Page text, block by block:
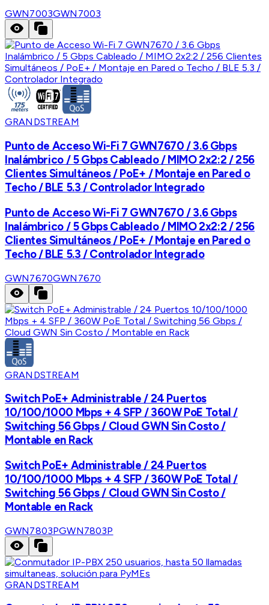
GWN7003GWN7003
GRANDSTREAM
Punto de Acceso Wi-Fi 7 GWN7670 / 3.6 Gbps
Inalámbrico / 5 Gbps Cableado / MIMO 2x2:2 / 256
Clientes Simultáneos / PoE+ / Montaje en Pared o
Techo / BLE 5.3 / Controlador Integrado
Punto de Acceso Wi-Fi 7 GWN7670 / 3.6 Gbps
Inalámbrico / 5 Gbps Cableado / MIMO 2x2:2 / 256
Clientes Simultáneos / PoE+ / Montaje en Pared o
Techo / BLE 5.3 / Controlador Integrado
GWN7670GWN7670
GRANDSTREAM
Switch PoE+ Administrable / 24 Puertos
10/100/1000 Mbps + 4 SFP / 360W PoE Total /
Switching 56 Gbps / Cloud GWN Sin Costo /
Montable en Rack
Switch PoE+ Administrable / 24 Puertos
10/100/1000 Mbps + 4 SFP / 360W PoE Total /
Switching 56 Gbps / Cloud GWN Sin Costo /
Montable en Rack
GWN7803PGWN7803P
GRANDSTREAM